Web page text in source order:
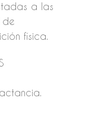
a las
de
física.